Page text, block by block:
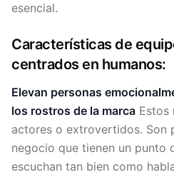
esencial.
Características de
centrados en humanos:
Elevan personas
los rostros de la marca Estos
actores o extrovertidos. Son
negocio que tienen un punto
escuchan tan bien como